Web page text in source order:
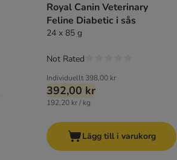
Royal Canin Veterinary
Feline Diabetic i sås
24 x 85 g
Individuellt 398,00 kr
392,00 kr
192,20 kr / kg
Not Rated
Lägg till i varukorg